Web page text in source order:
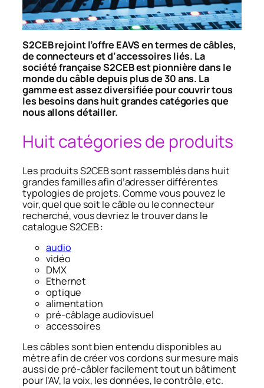
S2CEB rejoint l’offre EAVS en termes de câbles,
de connecteurs et d’accessoires liés. La
société française S2CEB est pionnière dans le
monde du câble depuis plus de 30 ans. La
gamme est assez diversifiée pour couvrir tous
les besoins dans huit grandes catégories que
nous allons détailler.
Huit catégories de produits
Les produits S2CEB sont rassemblés dans huit
grandes familles afin d’adresser différentes
typologies de projets. Comme vous pouvez le
voir, quel que soit le câble ou le connecteur
recherché, vous devriez le trouver dans le
catalogue S2CEB :
audio
vidéo
DMX
Ethernet
optique
alimentation
pré-câblage audiovisuel
accessoires
Les câbles sont bien entendu disponibles au
mètre afin de créer vos cordons sur mesure mais
aussi de pré-câbler facilement tout un bâtiment
pour l’AV, la voix, les données, le contrôle, etc.